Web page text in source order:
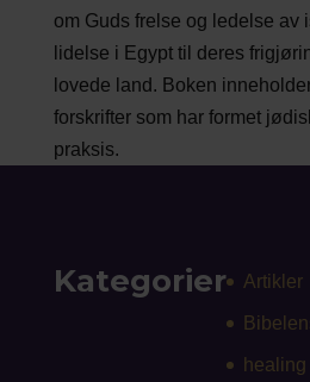
om Guds frelse og ledelse av
lidelse i Egypt til deres
lovede land. Boken
forskrifter som har formet
praksis.
Kategorier Artikler
healing